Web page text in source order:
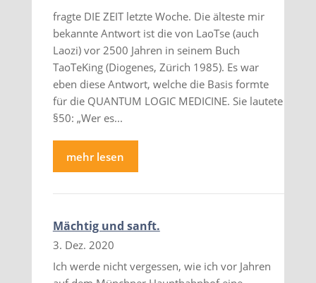
fragte DIE ZEIT letzte Woche. Die älteste mir
bekannte Antwort ist die von LaoTse (auch
Laozi) vor 2500 Jahren in seinem Buch
TaoTeKing (Diogenes, Zürich 1985). Es war
eben diese Antwort, welche die Basis formte
für die QUANTUM LOGIC MEDICINE. Sie lautete
§50: „Wer es...
mehr lesen
Mächtig und sanft.
3. Dez. 2020
Ich werde nicht vergessen, wie ich vor Jahren